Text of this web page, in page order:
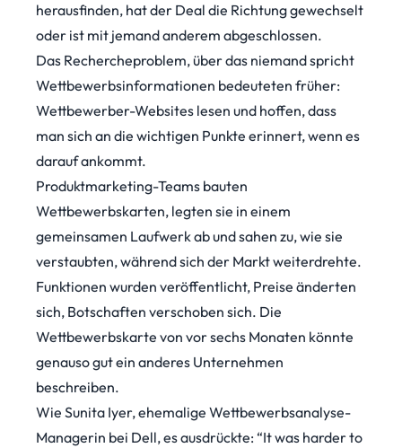
herausfinden, hat der Deal die Richtung gewechselt
oder ist mit jemand anderem abgeschlossen.
Das Rechercheproblem, über das niemand spricht
Wettbewerbsinformationen bedeuteten früher:
Wettbewerber-Websites lesen und hoffen, dass
man sich an die wichtigen Punkte erinnert, wenn es
darauf ankommt.
Produktmarketing-Teams bauten
Wettbewerbskarten, legten sie in einem
gemeinsamen Laufwerk ab und sahen zu, wie sie
verstaubten, während sich der Markt weiterdrehte.
Funktionen wurden veröffentlicht, Preise änderten
sich, Botschaften verschoben sich. Die
Wettbewerbskarte von vor sechs Monaten könnte
genauso gut ein anderes Unternehmen
beschreiben.
Wie Sunita Iyer, ehemalige Wettbewerbsanalyse-
Managerin bei Dell, esausdrückte: “It was harder to